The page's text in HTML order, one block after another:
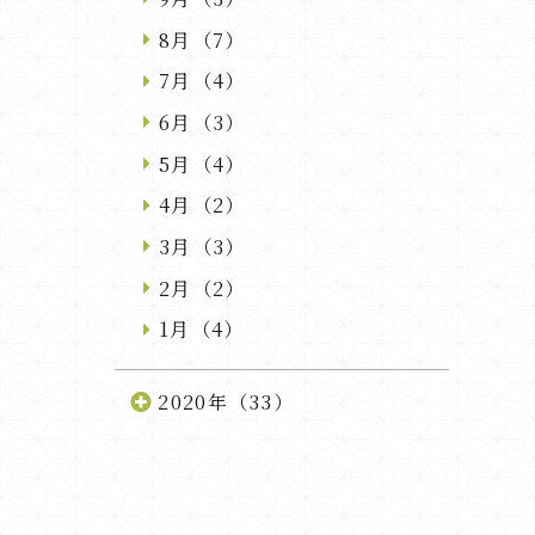
8月（7）
7月（4）
6月（3）
5月（4）
4月（2）
3月（3）
2月（2）
1月（4）
2020年（33）